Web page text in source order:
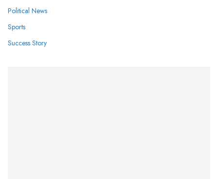
Political News
Sports
Success Story